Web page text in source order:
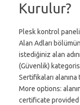
Kurulur?
Plesk kontrol
Alan Adları
istediğiniz alan
(Güvenlik)
Sertifikaları alanına
More options:
certificate provided